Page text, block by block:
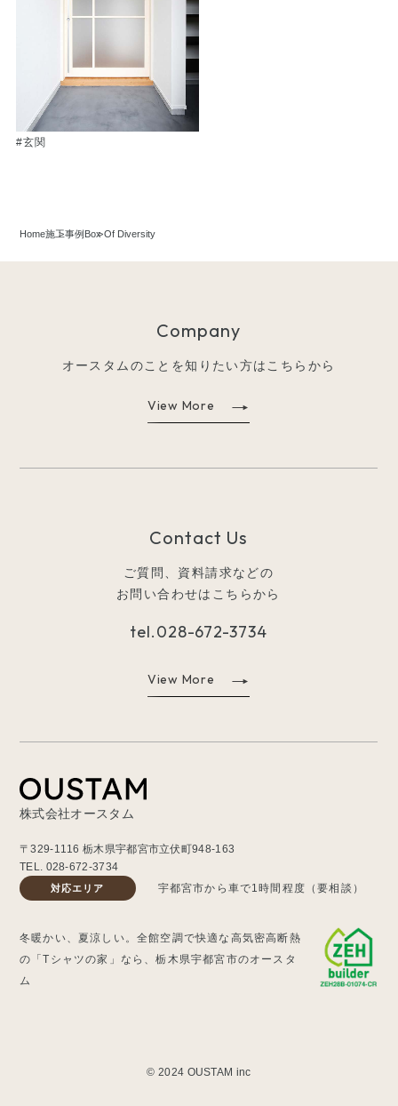
#玄関
Home施工事例Box Of Diversity
Company
オースタムのことを知りたい方はこちらから
View More
Contact Us
ご質問、資料請求などの
お問い合わせはこちらから
tel.028-672-3734
View More
株式会社オースタム
〒329-1116 栃木県宇都宮市立伏町948-163
TEL. 028-672-3734
対応エリア 宇都宮市から車で1時間程度（要相談）
冬暖かい、夏涼しい。全館空調で快適な高気密高断熱
の「Tシャツの家」なら、栃木県宇都宮市のオースタ
ム
© 2024 OUSTAM inc